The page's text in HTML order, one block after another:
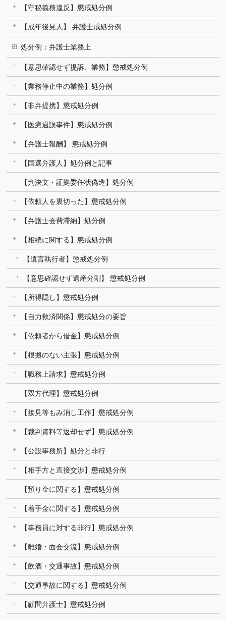
【守秘義務違反】懲戒処分例
【成年後見人】 弁護士戒処分例
処分例：弁護士業務上
【意思確認せず提訴、業務】懲戒処分例
【業務停止中の業務】処分例
【非弁提携】懲戒処分例
【医療過誤事件】懲戒処分例
【弁護士報酬】 懲戒処分例
【国選弁護人】処分例と記事
【判決文・証拠委任状偽造】処分例
【依頼人を裏切った】懲戒処分例
【弁護士会費滞納】処分例
【相続に関する】懲戒処分例
【遺言執行者】懲戒処分例
【意思確認せず遺産分割】 懲戒処分例
【所得隠し】懲戒処分例
【自力救済関係】懲戒処分の要旨
【依頼者から借金】懲戒処分例
【根拠のない主張】懲戒処分例
【職務上請求】懲戒処分例
【双方代理】懲戒処分例
【接見等もみ消し工作】懲戒処分例
【裁判資料等返却せず】懲戒処分例
【公設事務所】処分と非行
【相手方と直接交渉】懲戒処分例
【預り金に関する】懲戒処分例
【着手金に関する】懲戒処分例
【事務員に対する非行】懲戒処分例
【離婚・面会交流】懲戒処分例
【飲酒・交通事故】懲戒処分例
【交通事故に関する】懲戒処分例
【顧問弁護士】懲戒処分例